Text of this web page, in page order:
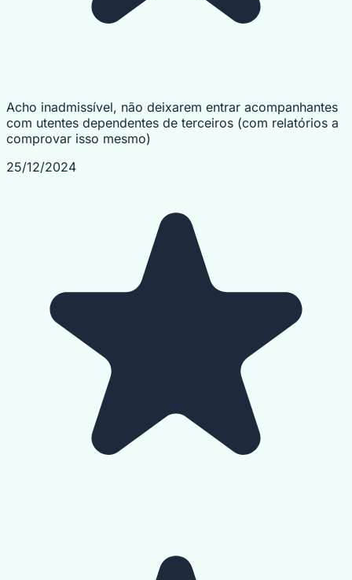
Acho inadmissível, não deixarem entrar acompanhantes
com utentes dependentes de terceiros (com relatórios a
comprovar isso mesmo)
25/12/2024